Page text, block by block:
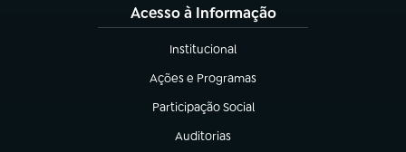
Acesso à Informação
Institucional
(abre em nova aba)
Ações e Programas
(abre em nova aba)
Participação Social
(abre em nova aba)
Auditorias
(abre em nova aba)